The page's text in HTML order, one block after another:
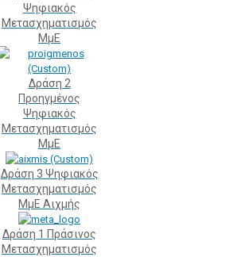
Ψηφιακός
Μετασχηματισμός
ΜμΕ
Δράση 2
Προηγμένος
Ψηφιακός
Μετασχηματισμός
ΜμΕ
Δράση 3 Ψηφιακός
Μετασχηματισμός
ΜμΕ Αιχμής
Δράση 1 Πράσινος
Μετασχηματισμός